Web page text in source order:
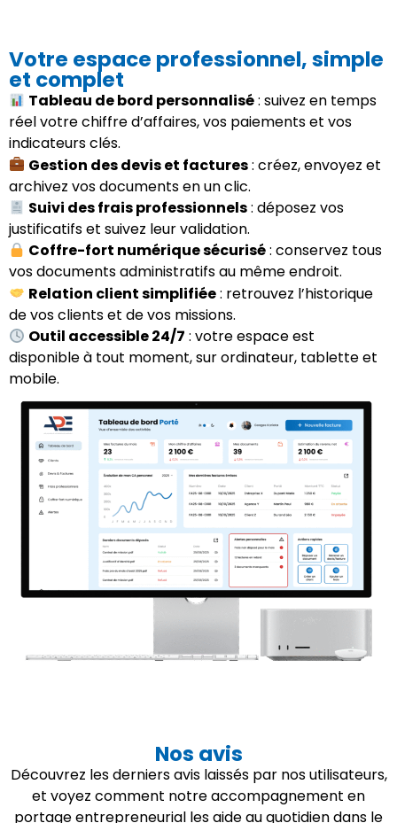
Votre espace professionnel, simple
et complet
Tableau de bord personnalisé: suivez en temps
réel votre chiffre d’affaires, vos paiements et vos
indicateurs clés.
Gestion des devis et factures: créez, envoyez et
archivez vos documents en un clic.
Suivi des frais professionnels: déposez vos
justificatifs et suivez leur validation.
Coffre-fort numérique sécurisé: conservez tous
vos documents administratifs au même endroit.
Relation client simplifiée: retrouvez l’historique
de vos clients et de vos missions.
Outil accessible 24/7 : votre espace est
disponible à tout moment, sur ordinateur, tablette et
mobile.
Nos avis
Découvrez les derniers avis laissés par nos utilisateurs,
et voyez comment notre accompagnement en
portage entrepreneurial les aide au quotidien dans le